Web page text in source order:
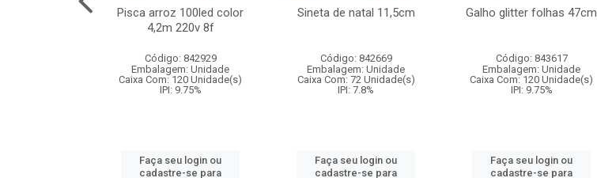
Pisca arroz 100led color
4,2m 220v 8f
Código: 842929
Embalagem: Unidade
Caixa Com: 120 Unidade(s)
IPI: 9.75%
Faça seu login ou
cadastre-se para
Sineta de natal 11,5cm
Código: 842669
Embalagem: Unidade
Caixa Com: 72 Unidade(s)
IPI: 7.8%
Faça seu login ou
cadastre-se para
Galho glitter folhas 47cm
Código: 843617
Embalagem: Unidade
Caixa Com: 120 Unidade(s)
IPI: 9.75%
Faça seu login ou
cadastre-se para